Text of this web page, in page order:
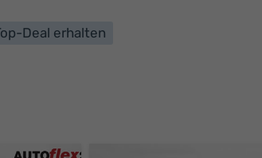
Deal erhalten